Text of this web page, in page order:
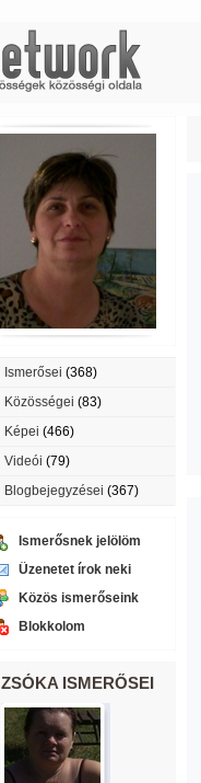
Ismerősei (368)
Közösségei (83)
Képei (466)
Videói (79)
Blogbejegyzései (367)
Ismerősnek jelölöm
Üzenetet írok neki
Közös ismerőseink
Blokkolom
ZSÓKA ISMERŐSEI